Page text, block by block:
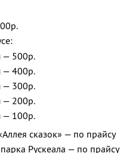
— 500р.
— 400р.
— 300р.
— 200р.
— 100р.
сказок» — по прайсу
Рускеала — по прайсу